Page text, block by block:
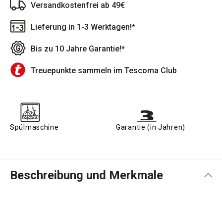
Versandkostenfrei ab 49€
Lieferung in 1-3 Werktagen!*
Bis zu 10 Jahre Garantie!*
Treuepunkte sammeln im Tescoma Club
Spülmaschine Garantie (in Jahren)
Beschreibung und Merkmale